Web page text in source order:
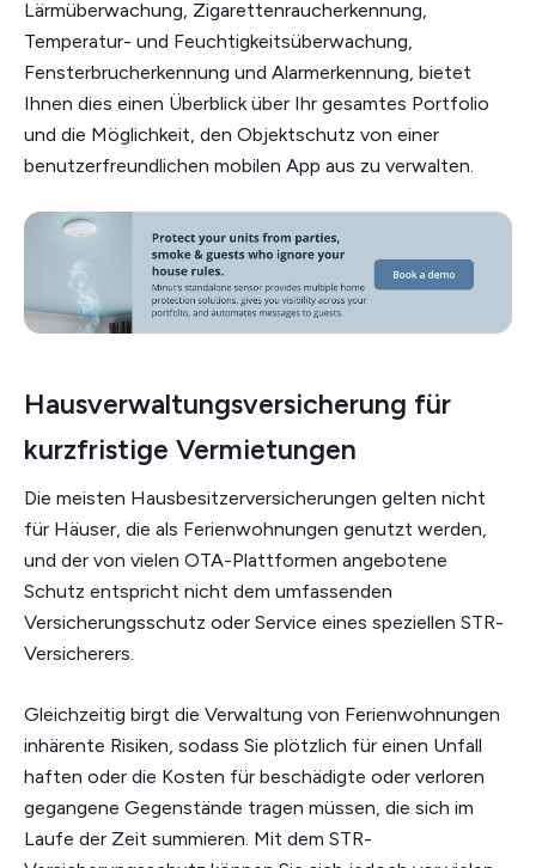
Lärmüberwachung, Zigarettenraucherkennung,
Temperatur- und Feuchtigkeitsüberwachung,
Fensterbrucherkennung und Alarmerkennung, bietet
Ihnen dies einen Überblick über Ihr gesamtes Portfolio
und die Möglichkeit, den Objektschutz von einer
benutzerfreundlichen mobilen App aus zu verwalten.
Hausverwaltungsversicherung für
kurzfristige Vermietungen
Die meisten Hausbesitzerversicherungen gelten nicht
für Häuser, die als Ferienwohnungen genutzt werden,
und der von vielen OTA-Plattformen angebotene
Schutz entspricht nicht dem umfassenden
Versicherungsschutz oder Service eines speziellen STR-
Versicherers.
Gleichzeitig birgt die Verwaltung von Ferienwohnungen
inhärente Risiken, sodass Sie plötzlich für einen Unfall
haften oder die Kosten für beschädigte oder verloren
gegangene Gegenstände tragen müssen, die sich im
Laufe der Zeit summieren. Mit dem STR-